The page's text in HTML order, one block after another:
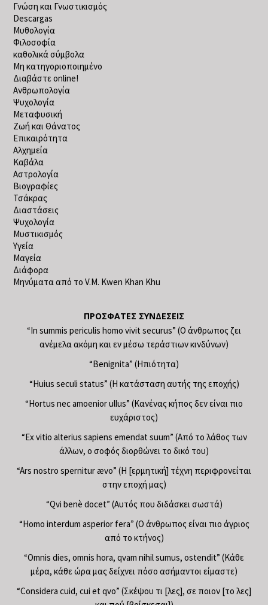
Γνώση και Γνωστικισμός
Descargas
Μυθολογία
Φιλοσοφία
καθολικά σύμβολα
Μη κατηγοριοποιημένο
Διαβάστε online!
Ανθρωπολογία
Ψυχολογία
Μεταφυσική
Ζωή και Θάνατος
Επικαιρότητα
Αλχημεία
Καβάλα
Αστρολογία
Βιογραφίες
Τσάκρας
Διαστάσεις
Ψυχολογία
Μυστικισμός
Υγεία
Μαγεία
Διάφορα
Μηνύματα από το V.M. Kwen Khan Khu
ΠΡΌΣΦΑΤΕΣ ΣΥΝΔΈΣΕΙΣ
“In summis periculis homo vivit securus” (Ο άνθρωπος ζει
ανέμελα ακόμη και εν μέσω τεράστιων κινδύνων)
“Benignita” (Ηπιότητα)
“Huius seculi status” (Η κατάσταση αυτής της εποχής)
“Hortus nec amoenior ullus” (Κανένας κήπος δεν είναι πιο
ευχάριστος)
“Ex vitio alterius sapiens emendat suum” (Από το λάθος των
άλλων, ο σοφός διορθώνει το δικό του)
“Ars nostro spernitur ævo” (Η [ερμητική] τέχνη περιφρονείται
στην εποχή μας)
“Qvi benè docet” (Αυτός που διδάσκει σωστά)
“Homo interdum asperior fera” (Ο άνθρωπος είναι πιο άγριος
από το κτήνος)
“Omnis dies, omnis hora, qvam nihil sumus, ostendit” (Κάθε
μέρα, κάθε ώρα μας δείχνει πόσο ασήμαντοι είμαστε)
“Considera cuid, cui et qvo” (Σκέψου τι [λες], σε ποιον [το λες]